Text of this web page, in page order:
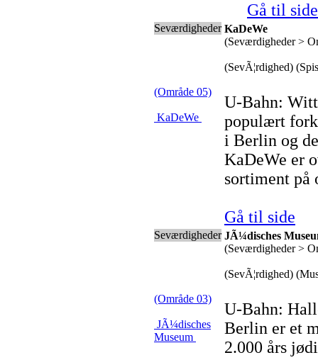
Gå til side
Seværdigheder
(Område 05)
KaDeWe
KaDeWe
(Seværdigheder >
(SevÃ¦rdighed)
U-Bahn:
populært
i Berlin og
KaDeWe er
sortiment på
Gå til side
Seværdigheder
(Område 03)
JÃ¼disches
Museum
JÃ¼disches
(Seværdigheder >
(SevÃ¦rdighed)
U-Bahn:
Berlin er et
2.000 års